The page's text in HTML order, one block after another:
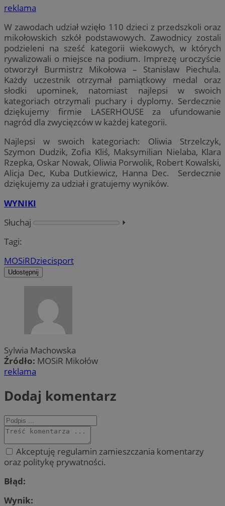
reklama
W zawodach udział wzięło 110 dzieci z przedszkoli oraz
mikołowskich szkół podstawowych. Zawodnicy zostali
podzieleni na sześć kategorii wiekowych, w których
rywalizowali o miejsce na podium. Imprezę uroczyście
otworzył Burmistrz Mikołowa – Stanisław Piechula.
Każdy uczestnik otrzymał pamiątkowy medal oraz
słodki upominek, natomiast najlepsi w swoich
kategoriach otrzymali puchary i dyplomy. Serdecznie
dziękujemy firmie LASERHOUSE za ufundowanie
nagród dla zwycięzców w każdej kategorii.
Najlepsi w swoich kategoriach: Oliwia Strzelczyk,
Szymon Dudzik, Zofia Kliś, Maksymilian Nielaba, Klara
Rzepka, Oskar Nowak, Oliwia Porwolik, Robert Kowalski,
Alicja Dec, Kuba Dutkiewicz, Hanna Dec. Serdecznie
dziękujemy za udział i gratujemy wyników.
WYNIKI
Słuchaj
⏵︎
Tagi:
MOSiRDziecisport
Udostępnij
Sylwia Machowska
Źródło: MOSiR Mikołów
reklama
Dodaj komentarz
Akceptuję regulamin zamieszczania komentarzy
oraz politykę prywatności.
Błąd:
Wynik: